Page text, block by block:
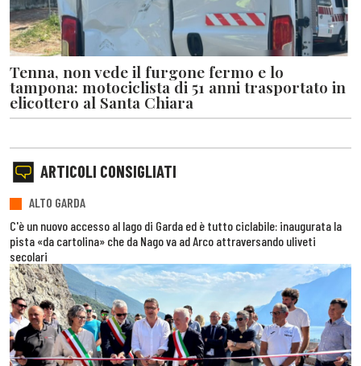
Tenna, non vede il furgone fermo e lo
tampona: motociclista di 51 anni trasportato in
elicottero al Santa Chiara
ARTICOLI CONSIGLIATI
ALTO GARDA
C'è un nuovo accesso al lago di Garda ed è tutto ciclabile: inaugurata la
pista «da cartolina» che da Nago va ad Arco attraversando uliveti
secolari